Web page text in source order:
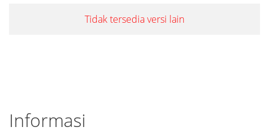
Tidak tersedia versi lain
Informasi